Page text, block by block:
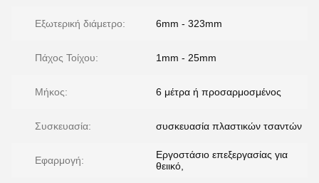
Εξωτερική διάμετρο: 6mm - 323mm
Πάχος Τοίχου: 1mm - 25mm
Μήκος: 6 μέτρα ή προσαρμοσμένος
Συσκευασία: συσκευασία πλαστικών τσαντών
Εφαρμογή:
Εργοστάσιο επεξεργασίας για
θειικό,